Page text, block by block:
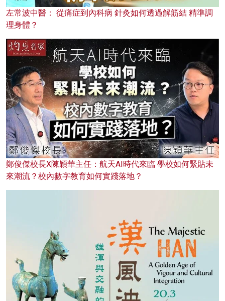
左常波中醫： 從痛症到內科病 針灸如何透過解筋結 精準調
理身體？
鄭俊傑校長X陳穎華主任：航天AI時代來臨 學校如何緊貼未
來潮流？校內數字教育如何實踐落地？